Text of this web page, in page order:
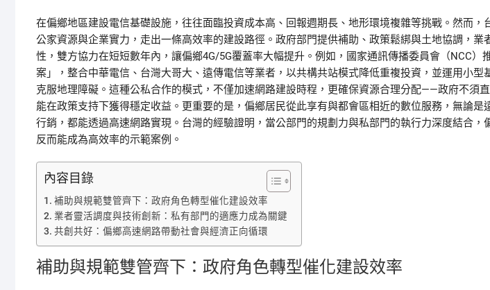
在偏鄉地區建設電信基礎設施，往往面臨投資成本高、回報週期長、地形環境複雜等挑戰。然而，
公家資源與企業實力，走出一條高效率的建設路徑。政府部門提供補助、政策鬆綁與土地協調，業
性，雙方協力在短短數年內，讓偏鄉4G/5G覆蓋率大幅提升。例如，國家通訊傳播委員會（NCC）
案」，整合中華電信、台灣大哥大、遠傳電信等業者，以共構共站模式降低重複投資，並運用小型
克服地理障礙。這種公私合作的模式，不僅加速網路建設時程，更確保資源合理分配——政府不須
能在政策支持下獲得穩定收益。更重要的是，偏鄉居民從此享有與都會區相近的數位服務，無論是
行銷，都能透過高速網路實現。台灣的經驗證明，當公部門的規劃力與私部門的執行力深度結合，
反而能成為高效率的示範案例。
內容目錄
補助與規範雙管齊下：政府角色轉型催化建設效率
業者靈活調度與技術創新：私有部門的適應力成為關鍵
共創共好：偏鄉高速網路帶動社會與經濟正向循環
補助與規範雙管齊下：政府角色轉型催化建設效率